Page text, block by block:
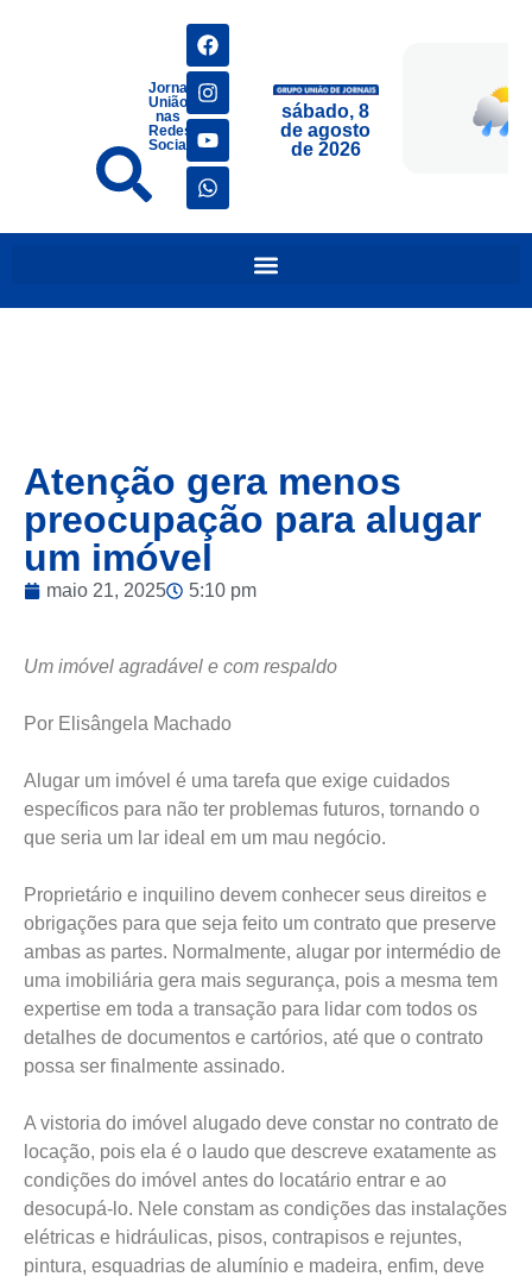
Jornais
União
nas
Redes
Sociais
sábado, 8
de agosto
de 2026
Atenção gera menos
preocupação para alugar
um imóvel
maio 21, 2025 5:10 pm
Um imóvel agradável e com respaldo
Por Elisângela Machado
Alugar um imóvel é uma tarefa que exige cuidados
específicos para não ter problemas futuros, tornando o
que seria um lar ideal em um mau negócio.
Proprietário e inquilino devem conhecer seus direitos e
obrigações para que seja feito um contrato que preserve
ambas as partes. Normalmente, alugar por intermédio de
uma imobiliária gera mais segurança, pois a mesma tem
expertise em toda a transação para lidar com todos os
detalhes de documentos e cartórios, até que o contrato
possa ser finalmente assinado.
A vistoria do imóvel alugado deve constar no contrato de
locação, pois ela é o laudo que descreve exatamente as
condições do imóvel antes do locatário entrar e ao
desocupá-lo. Nele constam as condições das instalações
elétricas e hidráulicas, pisos, contrapisos e rejuntes,
pintura, esquadrias de alumínio e madeira, enfim, deve